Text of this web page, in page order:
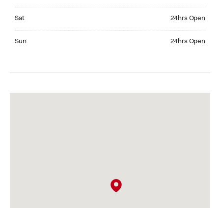
Sat 24hrs Open
Sun 24hrs Open